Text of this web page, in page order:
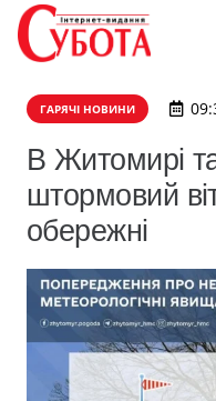
ГАРЯЧІ НОВИНИ
В Житомирі
штормовий
обережні